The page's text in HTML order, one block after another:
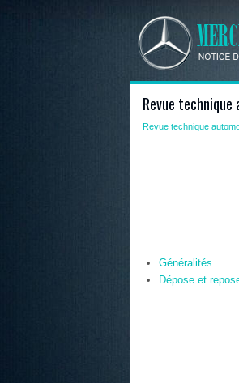
Revue
Revue technique
Généralités
Dépose et